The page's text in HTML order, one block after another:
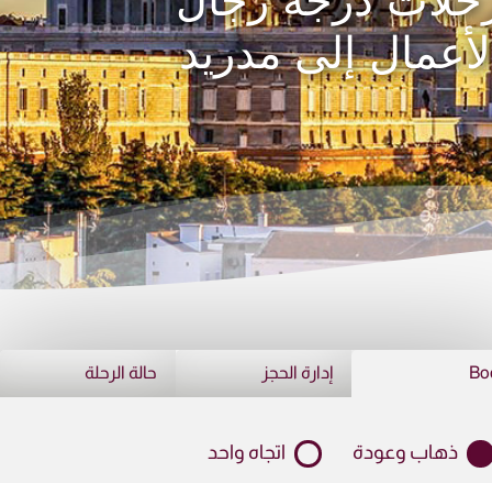
إلى مدريد
إدارة الحجز حالة الرحلة
ذهاب وعودة اتجاه واحد